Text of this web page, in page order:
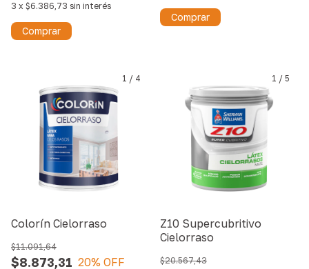
3 x $6.386,73 sin interés
Comprar
Comprar
1 / 4
Colorín Cielorraso
$8.873,31
$11.091,64
20% OFF
1 / 5
Z10 Supercubritivo
Cielorraso
$20.567,43